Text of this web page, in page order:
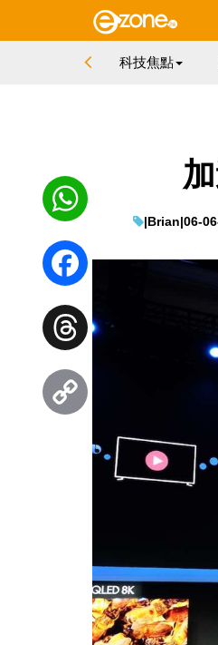
科技焦點
|Brian|06-
WhatsApp
Facebook
Threads
Copy